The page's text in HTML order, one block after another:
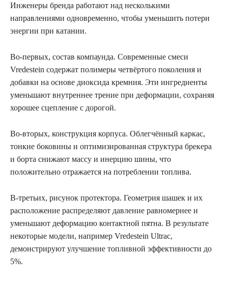
Инженеры бренда работают над несколькими
направлениями одновременно, чтобы уменьшить потери
энергии при катании.
Во-первых, состав компаунда. Современные смеси
Vredestein содержат полимеры четвёртого поколения и
добавки на основе диоксида кремния. Эти ингредиенты
уменьшают внутреннее трение при деформации, сохраняя
хорошее сцепление с дорогой.
Во-вторых, конструкция корпуса. Облегчённый каркас,
тонкие боковины и оптимизированная структура брекера
и борта снижают массу и инерцию шины, что
положительно отражается на потреблении топлива.
В-третьих, рисунок протектора. Геометрия шашек и их
расположение распределяют давление равномернее и
уменьшают деформацию контактной пятна. В результатe
некоторые модели, например Vredestein Ultrac,
демонстрируют улучшение топливной эффективности до
5%.